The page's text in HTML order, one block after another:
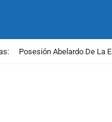
Posesión Abelardo De La